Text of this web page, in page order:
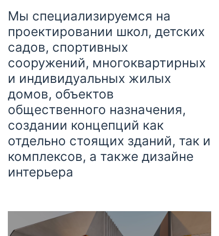
Мы специализируемся на
проектировании школ, детских
садов, спортивных
сооружений, многоквартирных
и индивидуальных жилых
домов, объектов
общественного назначения,
создании концепций как
отдельно стоящих зданий, так и
комплексов, а также дизайне
интерьера